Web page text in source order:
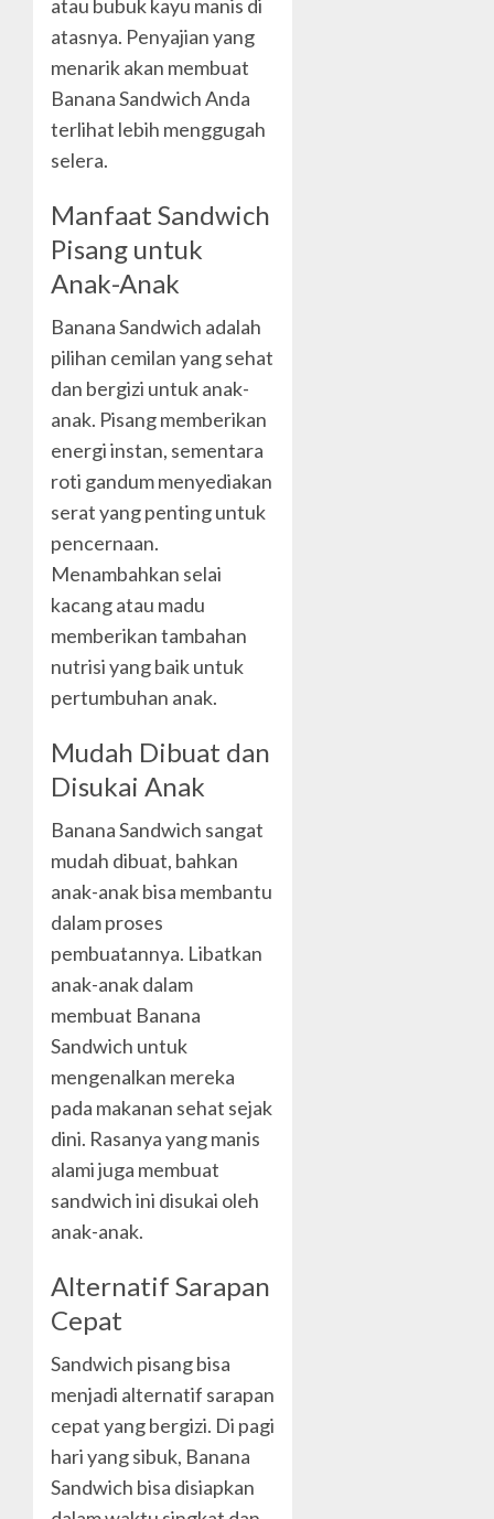
atau bubuk kayu manis di
atasnya. Penyajian yang
menarik akan membuat
Banana Sandwich Anda
terlihat lebih menggugah
selera.
Manfaat Sandwich
Pisang untuk
Anak-Anak
Banana Sandwich adalah
pilihan cemilan yang sehat
dan bergizi untuk anak-
anak. Pisang memberikan
energi instan, sementara
roti gandum menyediakan
serat yang penting untuk
pencernaan.
Menambahkan selai
kacang atau madu
memberikan tambahan
nutrisi yang baik untuk
pertumbuhan anak.
Mudah Dibuat dan
Disukai Anak
Banana Sandwich sangat
mudah dibuat, bahkan
anak-anak bisa membantu
dalam proses
pembuatannya. Libatkan
anak-anak dalam
membuat Banana
Sandwich untuk
mengenalkan mereka
pada makanan sehat sejak
dini. Rasanya yang manis
alami juga membuat
sandwich ini disukai oleh
anak-anak.
Alternatif Sarapan
Cepat
Sandwich pisang bisa
menjadi alternatif sarapan
cepat yang bergizi. Di pagi
hari yang sibuk, Banana
Sandwich bisa disiapkan